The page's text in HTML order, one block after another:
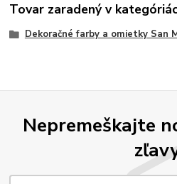
Tovar zaradený v
Dekoračné farby a omietky San
Nepremeškajte